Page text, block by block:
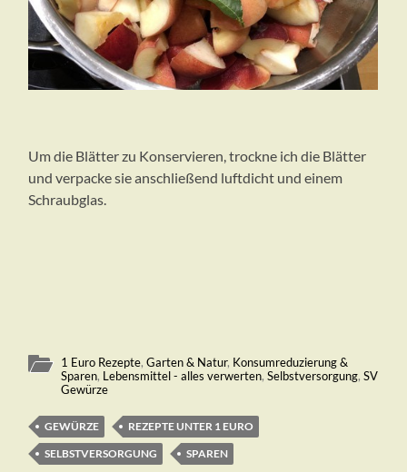
Um die Blätter zu Konservieren, trockne ich die Blätter
und verpacke sie anschließend luftdicht und einem
Schraubglas.
1 Euro Rezepte,Garten & Natur, Konsumreduzierung &
Sparen, Lebensmittel - alles verwerten,Selbstversorgung,SV
Gewürze
GEWÜRZE
REZEPTE UNTER 1 EURO
SELBSTVERSORGUNG
SPAREN